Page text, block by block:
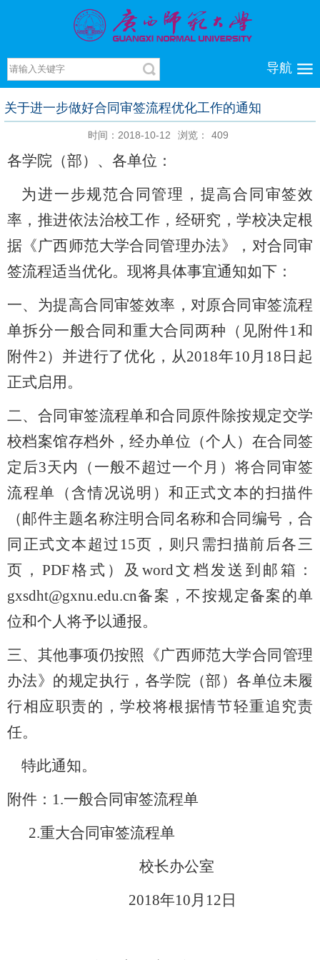
导航
关于进一步做好合同审签流程优化工作的通知
时间：2018-10-12 浏览： 409
各学院（部）、各单位：
为进一步规范合同管理，提高合同审签效
率，推进依法治校工作，经研究，学校决定根
据《广西师范大学合同管理办法》，对合同审
签流程适当优化。现将具体事宜通知如下：
一、为提高合同审签效率，对原合同审签流程
单拆分一般合同和重大合同两种（见附件1和
附件2）并进行了优化，从2018年10月18日 起
正式启用。
二、合同审签流程单和合同原件除按规定交学
校档案馆存档外，经办单位（个人）在合同签
定后3天内（一般不超过一个月）将合同审签
流程单（含情况说明）和正式文本的扫描件
（邮件主题名称注明合同名称和合同编号，合
同正式文本超过15页，则只需扫描前后各三
页，PDF格式）及word文档发送到邮箱：
gxsdht@gxnu.edu.cn备案，不按规定备案的单
位和个人将予以通报。
三、其他事项仍按照《广西师范大学合同管理
办法》的规定执行，各学院（部）各单位未履
行相应职责的，学校将根据情节轻重追究责
任。
特此通知。
附件：1.一般合同审签流程单
2.重大合同审签流程单
校长办公室
2018年10月 12 日